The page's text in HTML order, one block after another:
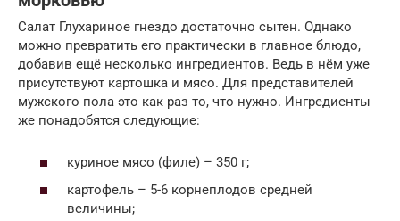
Салат Глухариное гнездо достаточно сытен. Однако
можно превратить его практически в главное блюдо,
добавив ещё несколько ингредиентов. Ведь в нём уже
присутствуют картошка и мясо. Для представителей
мужского пола это как раз то, что нужно. Ингредиенты
же понадобятся следующие:
куриное мясо (филе) – 350 г;
картофель – 5-6 корнеплодов средней
величины;